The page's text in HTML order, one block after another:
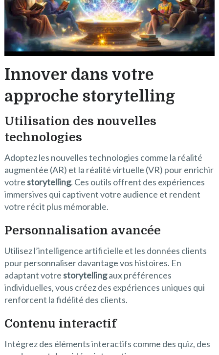
Innover dans votre
approche storytelling
Utilisation des nouvelles
technologies
Adoptez les nouvelles technologies comme la réalité
augmentée (AR) et la réalité virtuelle (VR) pour enrichir
votrestorytelling. Ces outils offrent des expériences
immersives qui captivent votre audience et rendent
votre récit plus mémorable.
Personnalisation avancée
Utilisez l’intelligence artificielle et les données clients
pour personnaliser davantage vos histoires. En
adaptant votrestorytellingaux préférences
individuelles, vous créez des expériences uniques qui
renforcent la fidélité des clients.
Contenu interactif
Intégrez des éléments interactifs comme des quiz, des